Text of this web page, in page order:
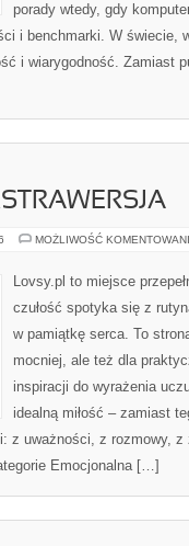
porady wtedy, gdy
i benchmarki. W świecie,
i wiarygodność. Zamiast
MOŻLIWOŚĆ
Lovsy.pl to miejsce
czułość spotyka się z
w pamiątkę serca. To
mocniej, ale też dla
inspiracji do wyrażenia
idealną miłość – zamiast
z uważności, z rozmowy,
Emocjonalna […]